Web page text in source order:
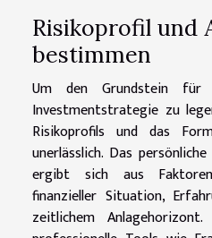
Risikoprofil und
bestimmen
Um den Grundstein für
Investmentstrategie zu
Risikoprofils und das
unerlässlich. Das
ergibt sich aus
finanzieller Situation,
zeitlichem